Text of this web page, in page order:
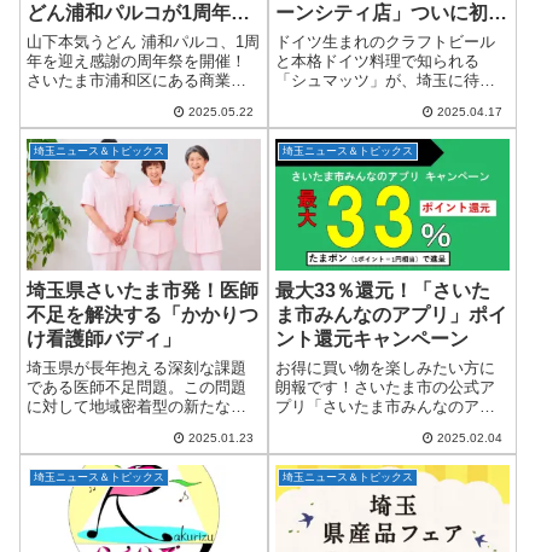
どん浦和パルコが1周年
「本気の讃岐うどん」周年
祭開催
山下本気うどん 浦和パルコ、1周
年を迎え感謝の周年祭を開催！
さいたま市浦和区にある商業施
和エリア初出店としてオープン
した「山下本気うどん 浦和パル
コ」が、ついにオープン1周年を
迎えます！2...
2025.05.22
ーンシティ店」ついに初上
陸、ドイツ×イタリアンの
贅沢グルメが楽しめる注目
スポットが誕生！
ドイツ生まれのクラフトビール
と本格ドイツ料理で知られる
「シュマッツ」が、埼玉に待望
（水）、さいたま市・コクーン
シティにて、ブランド初となる
パスタ・ピザ・グリル料理専門
店「シュマッツ コク...
2025.04.17
埼玉ニュース＆トピックス
埼玉県さいたま市発！医師
不足を解決する「かかりつ
け看護師バディ」
埼玉県が長年抱える深刻な課題
である医師不足問題。この問題
に対して地域密着型の新たなサ
も「かかりつけ看護師バデ
ィ」。2023年11月に設立された
このサービスは、住み慣れた地
域で安心して暮らし...
2025.01.23
埼玉ニュース＆トピックス
最大33％還元！「さいた
ま市みんなのアプリ」ポイ
ント還元キャンペーン
お得に買い物を楽しみたい方に
朗報です！さいたま市の公式ア
プリ「さいたま市みんなのアプ
ト還元キャンペーンが、2025年2
月7日（金）からスタートしま
す。 「さいたま市みんなのアプ
リ」とは？...
2025.02.04
埼玉ニュース＆トピックス 埼玉ニュース＆トピックス